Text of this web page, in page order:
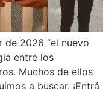
de 2026 “el nuevo
entre los
Muchos de ellos
a buscar. ¡Entrá